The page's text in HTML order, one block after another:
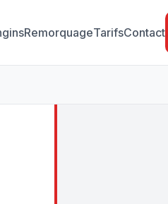
RemorquageTarifsContact